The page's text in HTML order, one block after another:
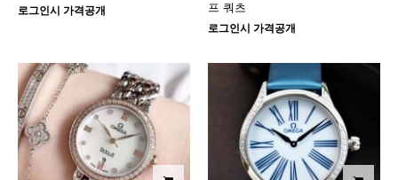
로그인시 가격공개
프 쿼츠
로그인시 가격공개